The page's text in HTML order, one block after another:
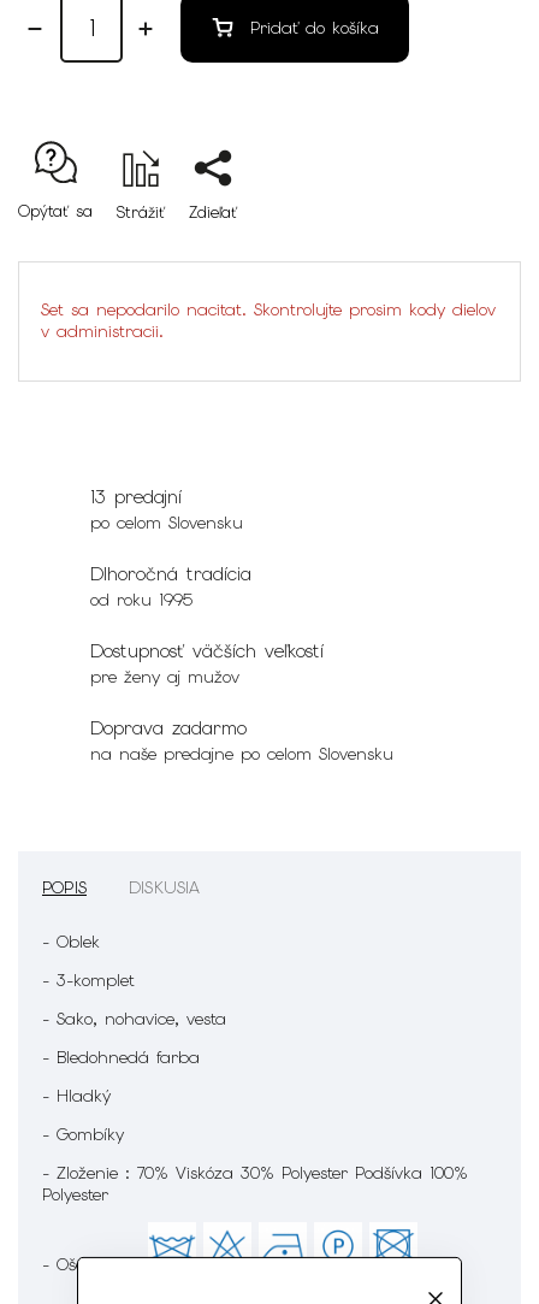
Pridať do košíka
Opýtať sa Strážiť Zdieľať
Set sa nepodarilo nacitat. Skontrolujte prosim kody dielov
v administracii.
13 predajní
po celom Slovensku
Dlhoročná tradícia
od roku 1995
Dostupnosť väčších veľkostí
pre ženy aj mužov
Doprava zadarmo
na naše predajne po celom Slovensku
POPIS DISKUSIA
- Oblek
- 3-komplet
- Sako, nohavice, vesta
- Bledohnedá farba
- Hladký
- Gombíky
- Zloženie : 70% Viskóza 30% Polyester Podšívka 100%
Polyester
- Ošetrenie :